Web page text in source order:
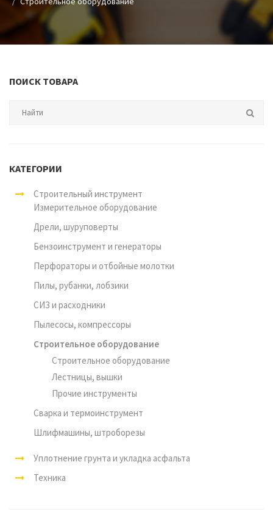
ПОИСК ТОВАРА
КАТЕГОРИИ
Строительный инструмент
Измерительное оборудование
Дрели, шуруповерты
Бензоинструмент и генераторы
Перфораторы и отбойные молотки
Пилы, рубанки, лобзики
СИЗ и расходники
Пылесосы, компрессоры
Строительное оборудование
Строительное оборудование
Лестницы, вышки
Прочие инструменты
Сварка и термоинструмент
Шлифмашины, штроборезы
Уплотнение грунта и укладка асфальта
Техника